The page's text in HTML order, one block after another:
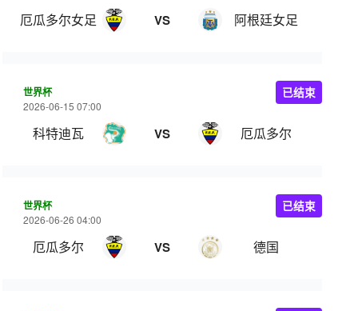
厄瓜多尔女足 VS 阿根廷女足
世界杯
2026-06-15 07:00
科特迪瓦 VS 厄瓜多尔
已结束
世界杯
2026-06-26 04:00
厄瓜多尔 VS 德国
已结束